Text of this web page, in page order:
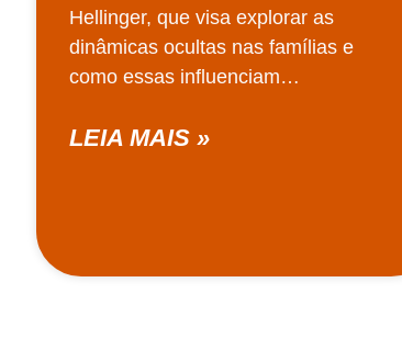
Hellinger, que visa explorar as
dinâmicas ocultas nas famílias e
como essas influenciam…
LEIA MAIS »